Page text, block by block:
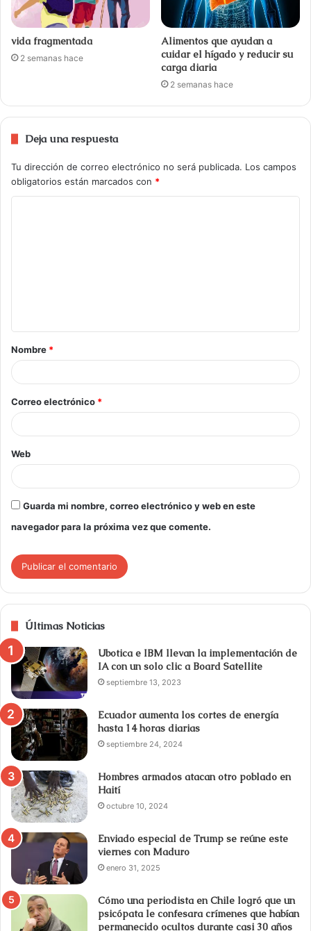
vida fragmentada
2 semanas hace
Alimentos que ayudan a
cuidar el hígado y reducir su
carga diaria
2 semanas hace
Deja una respuesta
Tu dirección de correo electrónico no será publicada. Los campos
obligatorios están marcados con *
Nombre *
Correo electrónico *
Web
Guarda mi nombre, correo electrónico y web en este
navegador para la próxima vez que comente.
Últimas Noticias
Ubotica e IBM llevan la implementación de
IA con un solo clic a Board Satellite
septiembre 13, 2023
Ecuador aumenta los cortes de energía
hasta 14 horas diarias
septiembre 24, 2024
Hombres armados atacan otro poblado en
Haití
octubre 10, 2024
Enviado especial de Trump se reúne este
viernes con Maduro
enero 31, 2025
Cómo una periodista en Chile logró que un
psicópata le confesara crímenes que habían
permanecido ocultos durante casi 30 años